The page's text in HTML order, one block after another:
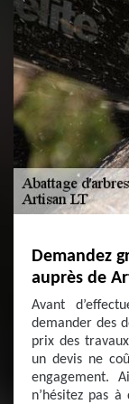
Demandez
auprès de
Avant
demander des
prix des
un devis ne
engagement.
n’hésitez pas